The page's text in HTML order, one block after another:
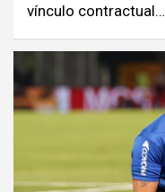
vínculo contractual…